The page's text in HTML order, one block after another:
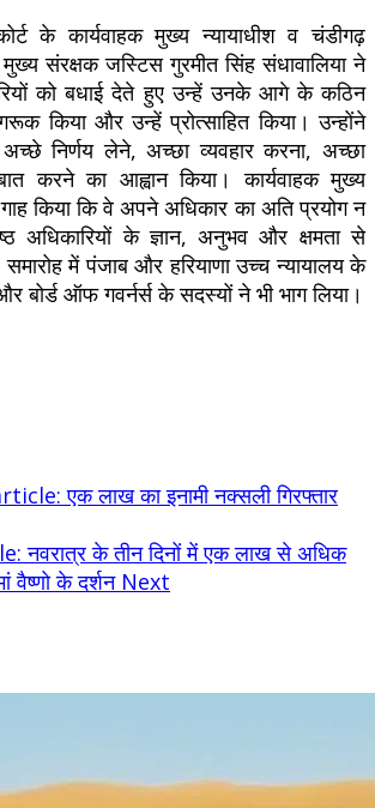
के कार्यवाहक मुख्य न्यायाधीश व चंडीगढ़
संरक्षक जस्टिस गुरमीत सिंह संधावालिया ने
को बधाई देते हुए उन्हें उनके आगे के कठिन
किया और उन्हें प्रोत्साहित किया। उन्होंने
निर्णय लेने, अच्छा व्यवहार करना, अच्छा
करने का आह्वान किया। कार्यवाहक मुख्य
किया कि वे अपने अधिकार का अति प्रयोग न
अधिकारियों के ज्ञान, अनुभव और क्षमता से
में पंजाब और हरियाणा उच्च न्यायालय के
बोर्ड ऑफ गवर्नर्स के सदस्यों ने भी भाग लिया।
एक लाख का इनामी नक्सली गिरफ्तार
नवरात्र के तीन दिनों में एक लाख से अधिक
वैष्णो के दर्शन Next